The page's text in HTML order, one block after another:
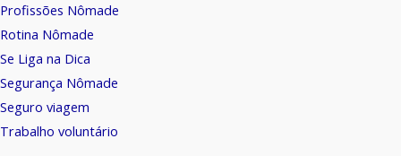
Profissões Nômade
Rotina Nômade
Se Liga na Dica
Segurança Nômade
Seguro viagem
Trabalho voluntário